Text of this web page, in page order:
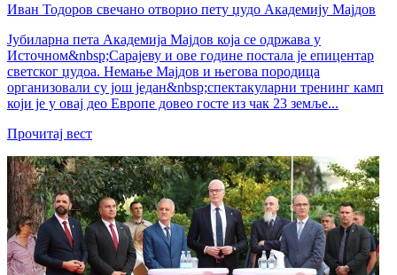
Иван Тодоров свечано отворио пету џудо Академију Мајдов
Јубиларна пета Академија Мајдов која се одржава у
Источном&nbsp;Сарајеву и ове године постала је епицентар
светског џудоа. Немање Мајдов и његова породица
организовали су још један&nbsp;спектакуларни тренинг камп
који је у овај део Европе довео госте из чак 23 земље...
Прочитај вест